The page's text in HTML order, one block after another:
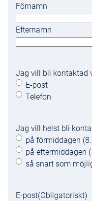
Förnamn
Efternamn
Jag vill bli kontaktad
E-post
Telefon
Jag vill helst bli
på förmiddagen
på eftermiddagen
så snart som
E-post(Obligatoriskt)